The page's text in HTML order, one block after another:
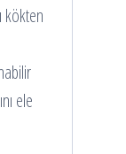
kökten
ele